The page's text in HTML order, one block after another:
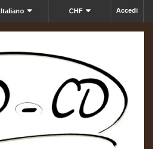
Accedi
CHF
Italiano